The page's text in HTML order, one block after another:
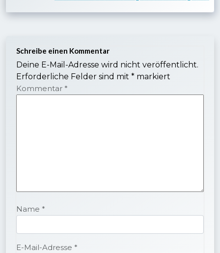
Schreibe einen Kommentar
Deine E-Mail-Adresse wird nicht veröffentlicht.
Erforderliche Felder sind mit * markiert
Kommentar *
Name *
E-Mail-Adresse *